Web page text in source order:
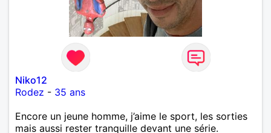
Niko12
Rodez - 35 ans
Encore un jeune homme, j’aime le sport, les sorties
mais aussi rester tranquille devant une série.